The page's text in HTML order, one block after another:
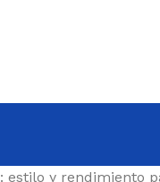
: estilo y rendimiento